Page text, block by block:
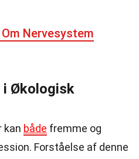
Nervesystem
i Økologisk
kan både fremme og
Forståelse af denne